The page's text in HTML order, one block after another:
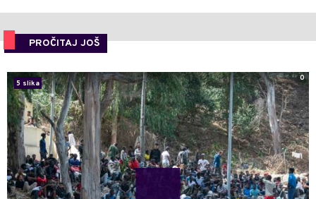
PROČITAJ JOŠ
5 slika
0